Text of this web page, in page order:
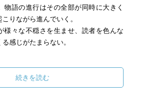
物語の進行はその全部が同時に大きく
りながら進んでいく。
様々な不穏さを生ませ、読者を色んな
感じがたまらない。
石岡家の父、母、姉は共通した家族の
かけで明確になる。家族愛が透明に深
続きを読む